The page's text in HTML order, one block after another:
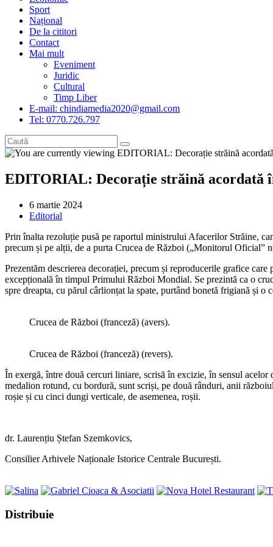
Sport
Național
De la cititori
Contact
Mai mult
Eveniment
Juridic
Cultural
Timp Liber
E-mail: chindiamedia2020@gmail.com
Tel: 0770.726.797
EDITORIAL: Decorație străină acordată
Post
published:
6 martie 2024
Post
Editorial
Prin înalta rezoluție pusă pe raportul ministrului Afacerilor Străine,
precum și pe alții, de a purta Crucea de Război („Monitorul Oficial”
Prezentăm descrierea decorației, precum și reproducerile grafice
excepțională în timpul Primului Război Mondial. Se prezintă ca o
spre dreapta, cu părul cârlionțat la spate, purtând bonetă frigiană și o
Crucea de Război (franceză) (avers).
Crucea de Război (franceză) (revers).
În exergă, între două cercuri liniare, scrisă în excizie, în sensul acelor
medalion rotund, cu bordură, sunt scriși, pe două rânduri, anii
roșie și cu cinci dungi verticale, de asemenea, roșii.
dr. Laurențiu Ștefan Szemkovics,
Consilier Arhivele Naționale Istorice Centrale București.
DistribuieShare